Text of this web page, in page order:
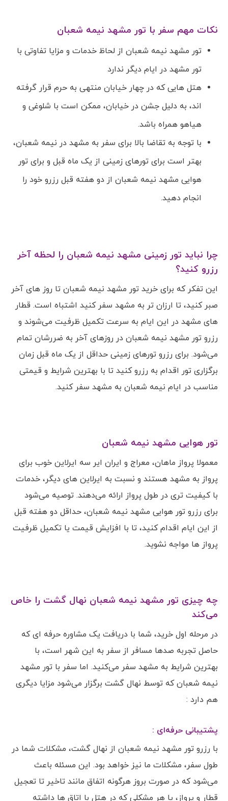
نکات مهم سفر با تور مشهد نیمه شعبان
تور مشهد نیمه شعبان از لحاظ خدمات و مزایا تفاوتی با
تور مشهد در ایام دیگر ندارد
هتل هایی که در چهار خیابان منتهی به حرم قرار گرفته
اند، به دلیل جشن در خیابان، ممکن است با شلوغی و
هیاهو همراه باشد.
با توجه به تقاضا بالا برای سفر به مشهد در نیمه شعبان،
بهتر است برای تورهای زمینی از یک ماه قبل و برای تور
هوایی مشهد نیمه شعبان از دو هفته قبل رزرو خود را
انجام دهید.
چرا نباید تور زمینی مشهد نیمه شعبان را لحظه آخر
رزرو کنید؟
این تفکر که برای خرید تور مشهد نیمه شعبان تا روز های آخر
صبر کنید، تا ارزان تر به مشهد سفر کنید اشتباه است. قطار
های مشهد در این ایام به سرعت تکمیل ظرفیت می‌شوند و
رزرو تور مشهد نیمه شعبان در روزهای آخر به ضررشان تمام
می‌شود. برای رزرو تورهای زمینی حداقل از یک ماه قبل زمان
برگزاری تور اقدام به رزرو کنید تا با بهترین شرایط و قیمتی
مناسب در ایام نیمه شعبان به مشهد سفر کنید.
تور هوایی مشهد نیمه شعبان
معمولا پرواز ماهان، معراج و ایران ایر سه ایرلاین خوب برای
پرواز به مشهد هستند و نسبت به ایرلاین های دیگر، خدمات
با کیفیت تری در طول پرواز ارائه می‌دهند. توصیه می‌شود
برای رزرو تور هوایی مشهد نیمه شعبان، حداقل دو هفته قبل
از این ایام اقدام کنید، تا با افزایش قیمت یا تکمیل ظرفیت
پرواز ها مواجه نشوید.
چه چیزی تور مشهد نیمه شعبان نهال گشت را خاص
می‌کند
در مرحله اول خرید، شما با دریافت یک مشاوره حرفه ای که
حاصل تجربه صدها مسافر از سفر به این شهر است، با
بهترین شرایط به مشهد سفر می‌کنید. اما سفر با تور مشهد
نیمه شعبان که توسط نهال گشت برگزار می‌شود مزایا دیگری
هم دارد :
پشتیبانی حرفه‌ای :
با رزرو تور مشهد نیمه شعبان از نهال گشت، مشکلات شما در
طول سفر، مشکلات ما نیز خواهد بود. این مسئله باعث
می‌شود که در صورت بروز هرگونه اتفاق مانند تاخیر تا تعجیل
قطار و پرواز، یا هر مشکلی که در هتل با اتاق ها داشته